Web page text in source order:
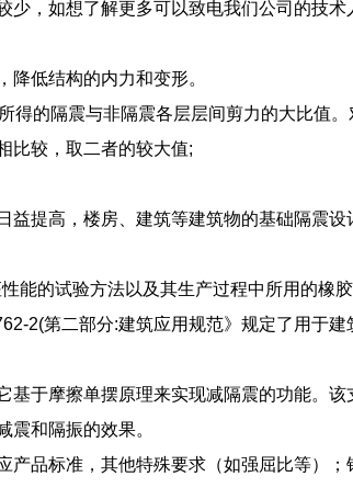
少，如想了解更多可以致电我们公司的技
低结构的内力和变形。
得的隔震与非隔震各层层间剪力的大比值
比较，取二者的较大值;
益提高，楼房、建筑等建筑物的基础隔震
能的试验方法以及其生产过程中所用的橡
2(第二部分:建筑应用规范》规定了用于建
于摩擦单摆原理来实现减隔震的功能。
震和隔振的效果。
品标准，其他特殊要求（如强屈比等）